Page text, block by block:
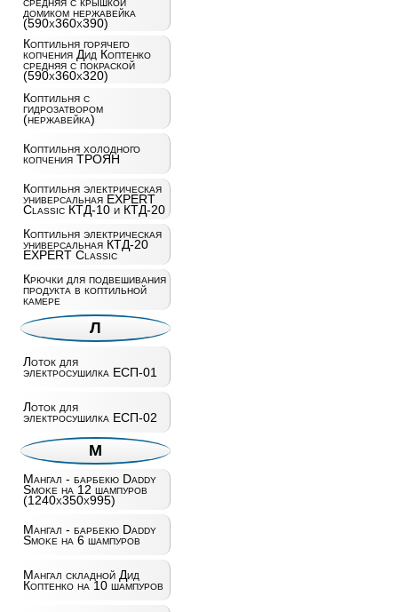
домиком нержавейка
(590x360x390)
Коптильня горячего
копчения Дид Коптенко
средняя с покраской
(590x360x320)
Коптильня с
гидрозатвором
(нержавейка)
Коптильня холодного
копчения ТРОЯН
Коптильня электрическая
универсальная EXPERT
Classic КТД-10 и КТД-20
Коптильня электрическая
универсальная КТД-20
EXPERT Classic
Крючки для подвешивания
продукта в коптильной
камере
Л
Лоток для
электросушилка ЕСП-01
Лоток для
электросушилка ЕСП-02
М
Мангал - барбекю Daddy
Smoke на 12 шампуров
(1240х350х995)
Мангал - барбекю Daddy
Smoke на 6 шампуров
Мангал складной Дид
Коптенко на 10 шампуров